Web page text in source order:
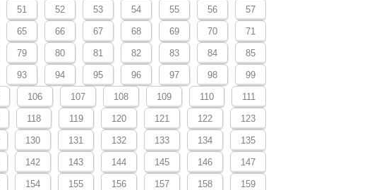
51 52 53 54 55 56 57
65 66 67 68 69 70 71
79 80 81 82 83 84 85
93 94 95 96 97 98 99
106 107 108 109 110 111
118 119 120 121 122 123
130 131 132 133 134 135
142 143 144 145 146 147
154 155 156 157 158 159